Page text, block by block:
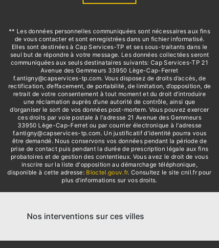
** Les données personnelles communiquées sont nécessaires aux fins
de vous contacter et sont enregistrées dans un fichier informatisé.
Elles sont destinées à Cap Services-TP et ses sous-traitants dans le
seul but de répondre à votre message. Les données collectées seront
communiquées aux seuls destinataires suivants: Cap Services-TP 21
Avenue des Gemmeurs 33950 Lège-Cap-Ferret
f.antigny@capservices-tp.com. Vous disposez de droits d’accès, de
rectification, d’effacement, de portabilité, de limitation, d’opposition, de
retrait de votre consentement à tout moment et du droit d’introduire
une réclamation auprès d’une autorité de contrôle, ainsi que
d’organiser le sort de vos données post-mortem. Vous pouvez exercer
ces droits par voie postale à l'adresse 21 Avenue des Gemmeurs
33950 Lège-Cap-Ferret ou par courrier électronique à l'adresse
f.antigny@capservices-tp.com. Un justificatif d'identité pourra vous
être demandé. Nous conservons vos données pendant la période de
prise de contact puis pendant la durée de prescription légale aux fins
probatoires et de gestion des contentieux. Vous avez le droit de vous
inscrire sur la liste d'opposition au démarchage téléphonique,
disponible à cette adresse: Bloctel.gouv.fr. Consultez le site cnil.fr pour
plus d’informations sur vos droits.
Nos interventions sur ces villes